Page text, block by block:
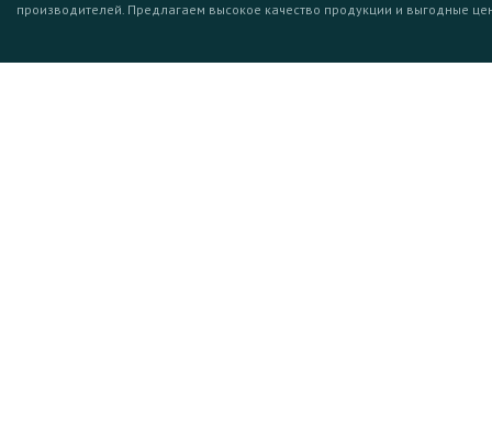
производителей. Предлагаем высокое качество продукции и выгодные